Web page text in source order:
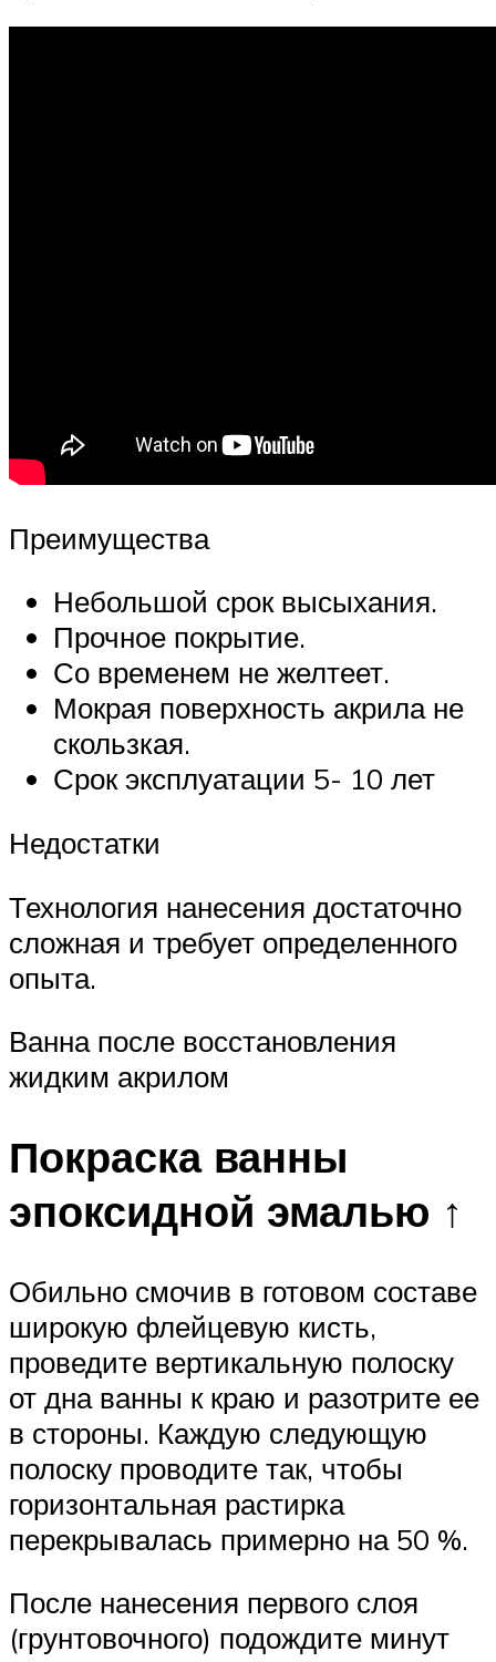
Преимущества
Небольшой срок высыхания.
Прочное покрытие.
Со временем не желтеет.
Мокрая поверхность акрила не
скользкая.
Срок эксплуатации 5- 10 лет
Недостатки
Технология нанесения достаточно
сложная и требует определенного
опыта.
Ванна после восстановления
жидким акрилом
Покраска ванны
эпоксидной эмалью ↑
Обильно смочив в готовом составе
широкую флейцевую кисть,
проведите вертикальную полоску
от дна ванны к краю и разотрите ее
в стороны. Каждую следующую
полоску проводите так, чтобы
горизонтальная растирка
перекрывалась примерно на 50 %.
После нанесения первого слоя
(грунтовочного) подождите минут